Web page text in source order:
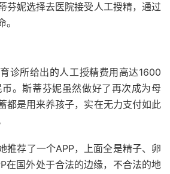
芬妮选择去医院接受人工授精，通过
诊所给出的人工授精费用高达1600
。斯蒂芬妮虽然做好了再次成为母
都是用来养孩子，实在无力支付如此
推荐了一个APP，上面全是精子、卵
在国外处于合法的边缘，不合法的地